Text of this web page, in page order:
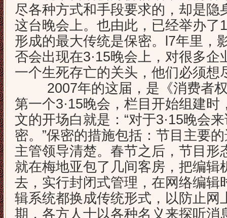
尽各种方式和手段要求的，却是
这台晚会上。也由此，已经举办了
形成的最大传统是保密。l7年里，
否会出现在3·15晚会上，对很多企
一个生死存亡的关头，他们必须想
2007年的这届，是《消费者权
第一个3·15晚会，栏目开始组建时
文的开场白就是：“对于3·15晚会
密。”保密的措施包括：节目主要
主管领导清楚。春节之后，节目形
就在梅地亚包了几间客房，把编辑
去，实行封闭式管理，在网络编辑
辑系统都换成传统形式，以防止网
期，各方人士以各种名义来探听消